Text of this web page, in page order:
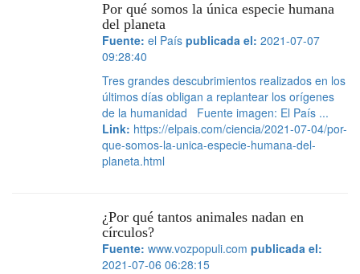
Por qué somos la única especie humana
del planeta
Fuente: el País publicada el: 2021-07-07
09:28:40
Tres grandes descubrimientos realizados en los
últimos días obligan a replantear los orígenes
de la humanidad Fuente imagen: El País ...
Link: https://elpais.com/ciencia/2021-07-04/por-
que-somos-la-unica-especie-humana-del-
planeta.html
¿Por qué tantos animales nadan en
círculos?
Fuente: www.vozpopuli.com publicada el:
2021-07-06 06:28:15